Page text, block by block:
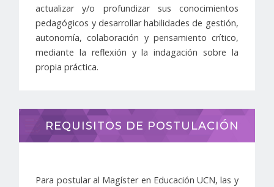
actualizar y/o profundizar sus conocimientos
pedagógicos y desarrollar habilidades de gestión,
autonomía, colaboración y pensamiento crítico,
mediante la reflexión y la indagación sobre la
propia práctica.
REQUISITOS DE POSTULACIÓN
Para postular al Magíster en Educación UCN, las y